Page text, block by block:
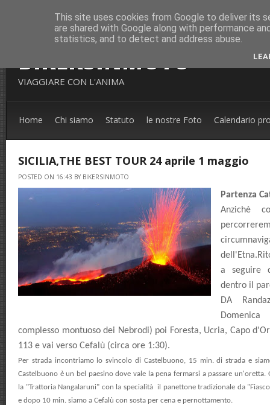
BIKERSINMOTO
VIAGGIARE CON L'ANIMA
Home Chi siamo Statuto le nostre Foto Calendario
SICILIA,THE BEST TOUR 24 aprile 1 maggio
POSTED ON 16:43 BY BIKERSINMOTO
Partenza
Anzichè
dell'Etna.Rit
a seguire
dentro il
DA
complesso montuoso dei Nebrodi) poi Foresta, Ucria, Capo
113 e vai verso Cefalù (circa ore 1:30).
Per strada incontriamo lo svincolo di Castelbuono, 15 min. di strada e
Castelbuono è un bel paesino dove vale la pena fermarsi a passare un'oretta.
la "Trattoria Nangalaruni" con la specialità il panettone tradizionale da
e dopo 10 min. siamo a Cefalù con sosta per cena e pernottamento.
This site uses cookies from Google to deliver its
are shared with Google along with performance
statistics, and to detect and address abuse.